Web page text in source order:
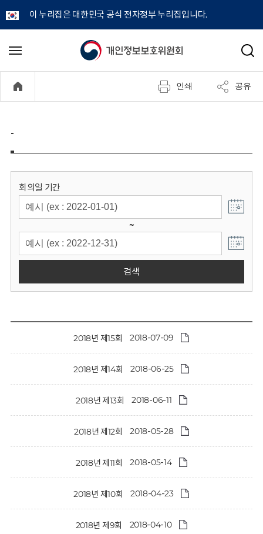
이 누리집은 대한민국 공식 전자정부 누리집입니다.
개
정
보
위
원
회
메
기
검
인쇄 공유
-
회의일 기간
~
검색
2018년 제15회 2018-07-09
2018년 제14회 2018-06-25
2018년 제13회 2018-06-11
2018년 제12회 2018-05-28
2018년 제11회 2018-05-14
2018년 제10회 2018-04-23
2018년 제9회 2018-04-10